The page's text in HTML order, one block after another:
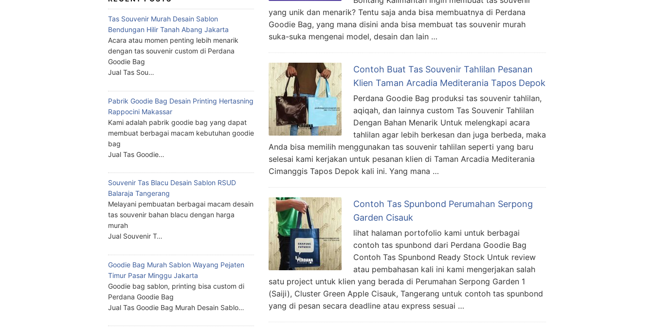
yang unik dan menarik? Tentu saja anda bisa membuatnya di Perdana
Goodie Bag, yang mana disini anda bisa membuat tas souvenir murah
suka-suka mengenai model, desain dan lain …
Contoh Buat Tas Souvenir Tahlilan Pesanan
Klien Taman Arcadia Mediterania Tapos Depok
Perdana Goodie Bag produksi tas souvenir tahlilan,
aqiqah, dan lainnya custom Tas Souvenir Tahlilan
Dengan Bahan Menarik Untuk melengkapi acara
tahlilan agar lebih berkesan dan juga berbeda, maka
Anda bisa memilih menggunakan tas souvenir tahlilan seperti yang baru
selesai kami kerjakan untuk pesanan klien di Taman Arcadia Mediterania
Cimanggis Tapos Depok kali ini. Yang mana …
Contoh Tas Spunbond Perumahan Serpong
Garden Cisauk
lihat halaman portofolio kami untuk berbagai
contoh tas spunbond dari Perdana Goodie Bag
Contoh Tas Spunbond Ready Stock Untuk review
atau pembahasan kali ini kami mengerjakan salah
satu project untuk klien yang berada di Perumahan Serpong Garden 1
(Saiji), Cluster Green Apple Cisauk, Tangerang untuk contoh tas spunbond
yang di pesan secara deadline atau express sesuai …
Tas Souvenir Murah Desain Sablon
Bendungan Hilir Tanah Abang Jakarta
Acara atau momen penting lebih menarik
dengan tas souvenir custom di Perdana
Goodie Bag
Jual Tas Sou…
Pabrik Goodie Bag Desain Printing Hertasning
Rappocini Makassar
Kami adalah pabrik goodie bag yang dapat
membuat berbagai macam kebutuhan goodie
bag
Jual Tas Goodie…
Souvenir Tas Blacu Desain Sablon RSUD
Balaraja Tangerang
Melayani pembuatan berbagai macam desain
tas souvenir bahan blacu dengan harga
murah
Jual Souvenir T…
Goodie Bag Murah Sablon Wayang Pejaten
Timur Pasar Minggu Jakarta
Goodie bag sablon, printing bisa custom di
Perdana Goodie Bag
Jual Tas Goodie Bag Murah Desain Sablo…